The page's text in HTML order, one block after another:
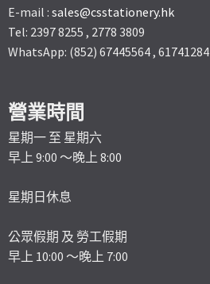
E-mail : sales@csstationery.hk
Tel: 2397 8255 , 2778 3809
WhatsApp: (852) 67445564 , 61741284
營業時間
星期一 至 星期六
早上 9:00 ～晚上 8:00
星期日休息
公眾假期 及 勞工假期
早上 10:00 ～晚上 7:00